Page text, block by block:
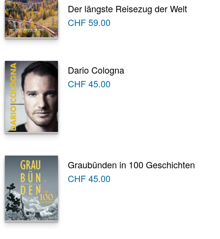
Der längste Reisezug der Welt
CHF59.00
Dario Cologna
CHF45.00
Graubünden in 100 Geschichten
CHF45.00